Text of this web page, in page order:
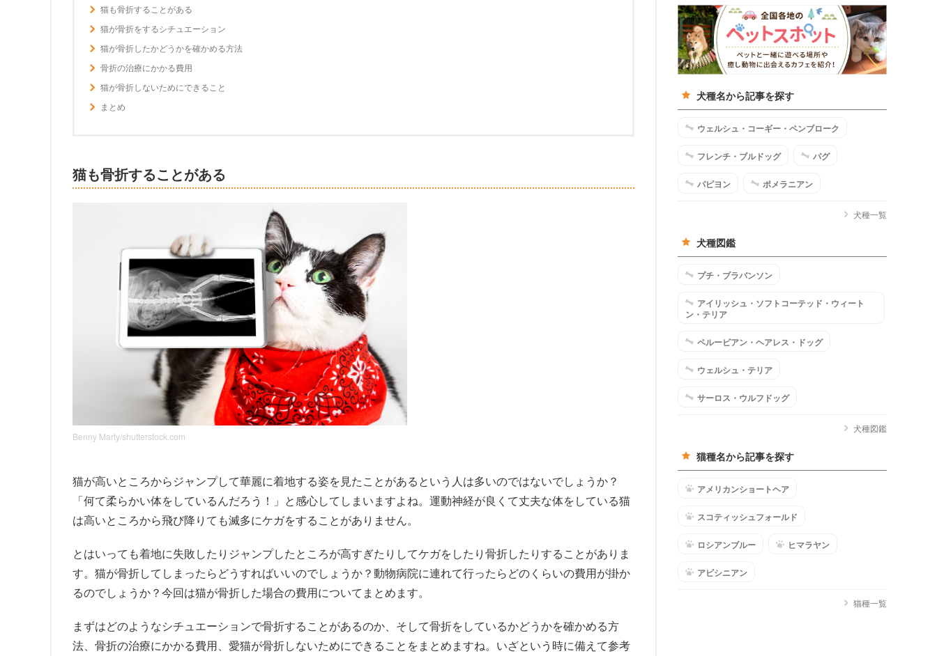
猫も骨折することがある
猫が骨折をするシチュエーション
猫が骨折したかどうかを確かめる方法
骨折の治療にかかる費用
猫が骨折しないためにできること
まとめ
猫も骨折することがある
Benny Marty/shutterstock.com
猫が高いところからジャンプして華麗に着地する姿を見たことがあるという人は多いのではないでしょうか？
「何て柔らかい体をしているんだろう！」と感心してしまいますよね。運動神経が良くて丈夫な体をしている猫
は高いところから飛び降りても滅多にケガをすることがありません。
とはいっても着地に失敗したりジャンプしたところが高すぎたりしてケガをしたり骨折したりすることがありま
す。猫が骨折してしまったらどうすればいいのでしょうか？動物病院に連れて行ったらどのくらいの費用が掛か
るのでしょうか？今回は猫が骨折した場合の費用についてまとめます。
まずはどのようなシチュエーションで骨折することがあるのか、そして骨折をしているかどうかを確かめる方
法、骨折の治療にかかる費用、愛猫が骨折しないためにできることをまとめますね。いざという時に備えて参考
犬種名から記事を探す
ウェルシュ・コーギー・ペンブローク
フレンチ・ブルドッグ パグ
パピヨン ポメラニアン
犬種一覧
犬種図鑑
プチ・ブラバンソン
アイリッシュ・ソフトコーテッド・ウィート
ン・テリア
ペルービアン・ヘアレス・ドッグ
ウェルシュ・テリア
サーロス・ウルフドッグ
犬種図鑑
猫種名から記事を探す
アメリカンショートヘア
スコティッシュフォールド
ロシアンブルー ヒマラヤン
アビシニアン
猫種一覧